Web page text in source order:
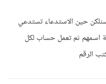
لكن حين الاستدعاء تستدعي
اسمهم ثم تعمل حساب لكل
الرقم